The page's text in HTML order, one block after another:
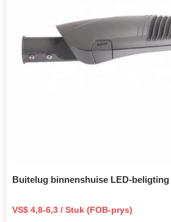
Buitelug binnenshuise LED-beligting
VS$ 4,8-6,3 / Stuk (FOB-prys)